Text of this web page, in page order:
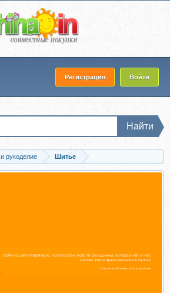
Регистрация Войти
Найти
рукоделие
Шитье
Размер 38-60. Рост 158-176 (Элина Патыкова)